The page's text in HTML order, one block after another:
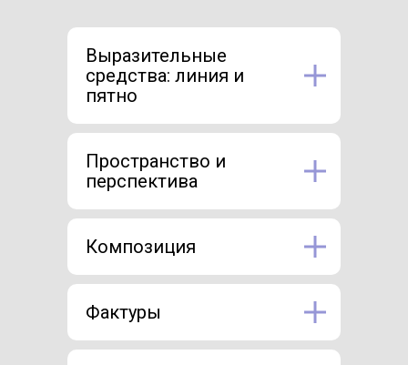
Выразительные
средства: линия и
пятно
Пространство и
перспектива
Композиция
Фактуры